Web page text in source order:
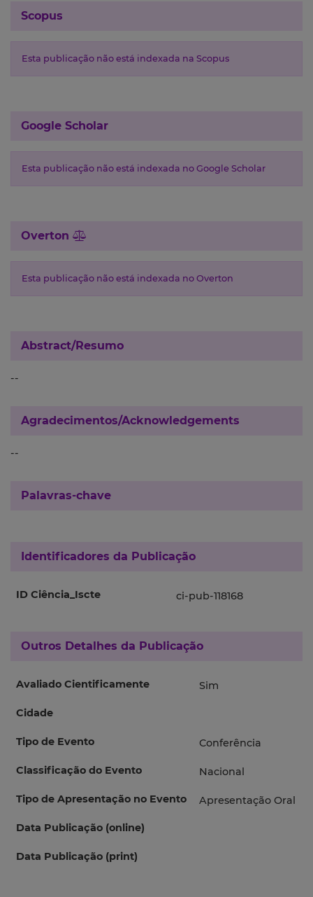
Scopus
Esta publicação não está indexada na Scopus
Google Scholar
Esta publicação não está indexada no Google Scholar
Overton
Esta publicação não está indexada no Overton
Abstract/Resumo
--
Agradecimentos/Acknowledgements
--
Palavras-chave
Identificadores da Publicação
ID Ciência_Iscte ci-pub-118168
Outros Detalhes da Publicação
Avaliado Cientificamente Sim
Cidade
Tipo de Evento Conferência
Classificação do Evento Nacional
Tipo de Apresentação no Evento Apresentação Oral
Data Publicação (online)
Data Publicação (print)